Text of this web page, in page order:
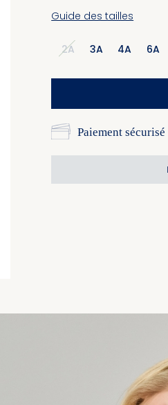
Guide des tailles
2A 3A 4A 6A
Paiement sécurisé